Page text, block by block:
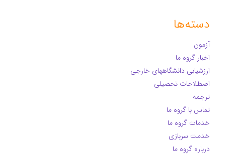
دسته‌ها
آزمون
اخبار گروه ما
ارزشیابی دانشگاههای خارجی
اصطلاحات تحصیلی
ترجمه
تماس با گروه ما
خدمات گروه ما
خدمت سربازی
درباره گروه ما